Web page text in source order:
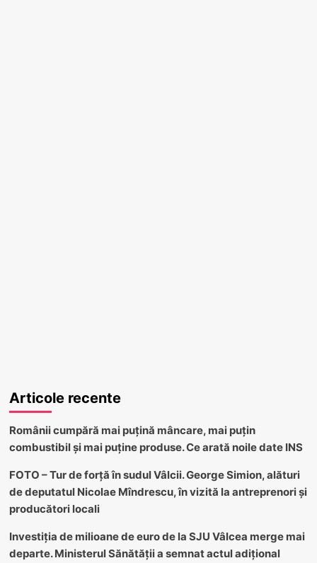
Articole recente
Românii cumpără mai puțină mâncare, mai puțin
combustibil și mai puține produse. Ce arată noile date INS
FOTO – Tur de forță în sudul Vâlcii. George Simion, alături
de deputatul Nicolae Mîndrescu, în vizită la antreprenori și
producători locali
Investiția de milioane de euro de la SJU Vâlcea merge mai
departe. Ministerul Sănătății a semnat actul adițional